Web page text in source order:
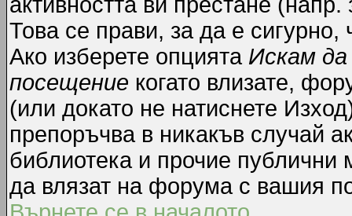
Това се прави, за да е
Ако изберете опцията Искам
посещение когато влизате,
(или докато не натиснете
препоръчва в никакъв случай
библиотека и прочие публични
да влязат на форума с вашия